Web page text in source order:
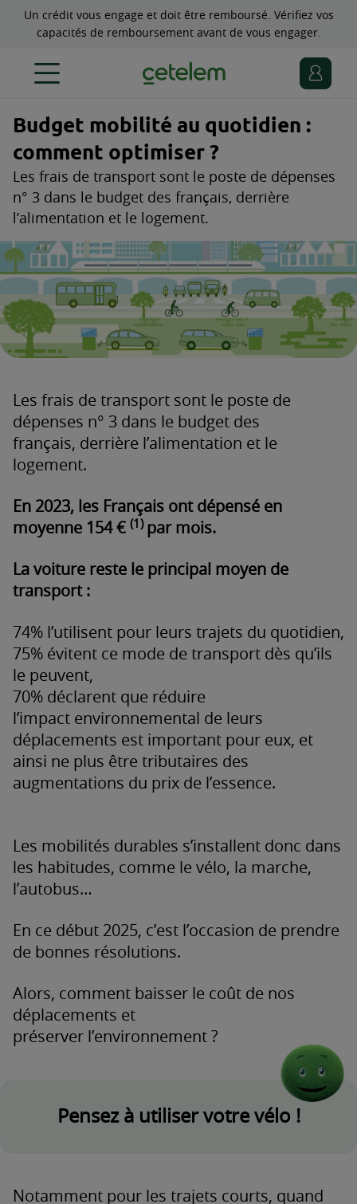
Un crédit vous engage et doit être remboursé. Vérifiez vos
capacités de remboursement avant de vous engager.
Budget mobilité au quotidien :
comment optimiser ?
Les frais de transport sont le poste de dépenses
n° 3 dans le budget des français, derrière
l’alimentation et le logement.
Les frais de transport sont le poste de
dépenses n° 3 dans le budget des
français, derrière l’alimentation et le
logement.
En 2023, les Français ont dépensé en
moyenne 154 € (1) par mois.
La voiture reste le principal moyen de
transport :
74% l’utilisent pour leurs trajets du quotidien,
75% évitent ce mode de transport dès qu’ils
le peuvent,
70% déclarent que réduire
l’impact environnemental de leurs
déplacements est important pour eux, et
ainsi ne plus être tributaires des
augmentations du prix de l’essence.
Les mobilités durables s’installent donc dans
les habitudes, comme le vélo, la marche,
l’autobus…
En ce début 2025, c’est l’occasion de prendre
de bonnes résolutions.
Alors, comment baisser le coût de nos
déplacements et
préserver l’environnement ?
Pensez à utiliser votre vélo !
Notamment pour les trajets courts, quand